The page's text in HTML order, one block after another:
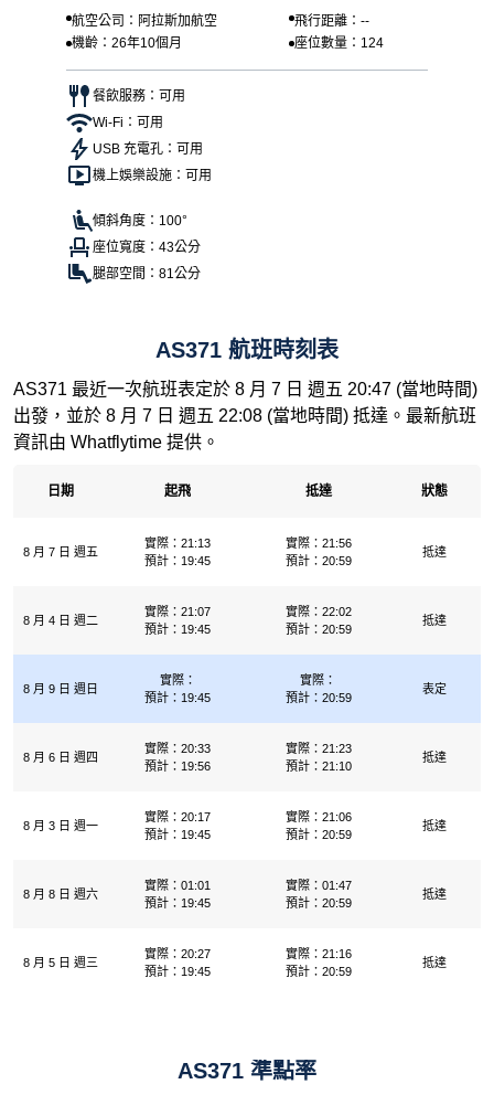
航空公司：阿拉斯加航空
飛行距離：--
機齡：26年10個月
座位數量：124
餐飲服務：可用
Wi-Fi：可用
USB 充電孔：可用
機上娛樂設施：可用
傾斜角度：100°
座位寬度：43公分
腿部空間：81公分
AS371 航班時刻表
AS371 最近一次航班表定於 8 月 7 日 週五 20:47 (當地時間)
出發，並於 8 月 7 日 週五 22:08 (當地時間) 抵達。最新航班
資訊由 Whatflytime 提供。
日期 起飛 抵達 狀態
8 月 7 日 週五
實際：21:13
預計：19:45
實際：21:56
預計：20:59
抵達
8 月 4 日 週二
實際：21:07
預計：19:45
實際：22:02
預計：20:59
抵達
8 月 9 日 週日
實際：
預計：19:45
實際：
預計：20:59
表定
8 月 6 日 週四
實際：20:33
預計：19:56
實際：21:23
預計：21:10
抵達
8 月 3 日 週一
實際：20:17
預計：19:45
實際：21:06
預計：20:59
抵達
8 月 8 日 週六
實際：01:01
預計：19:45
實際：01:47
預計：20:59
抵達
8 月 5 日 週三
實際：20:27
預計：19:45
實際：21:16
預計：20:59
抵達
AS371 準點率